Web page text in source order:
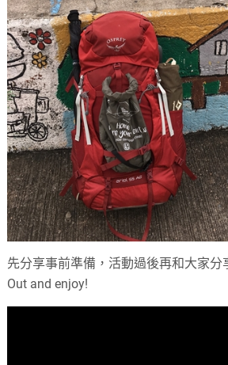
先分享事前準備，活動過後再和大家分
Out and enjoy!